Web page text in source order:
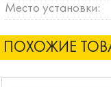
Место установки:
ПОХОЖИЕ